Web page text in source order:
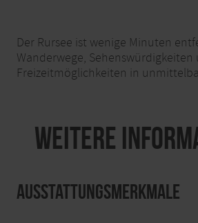
Der Rursee ist wenige Minuten
Wanderwege, Sehenswürdigkeiten
Freizeitmöglichkeiten in
Weitere
Ausstattungsmerkmale